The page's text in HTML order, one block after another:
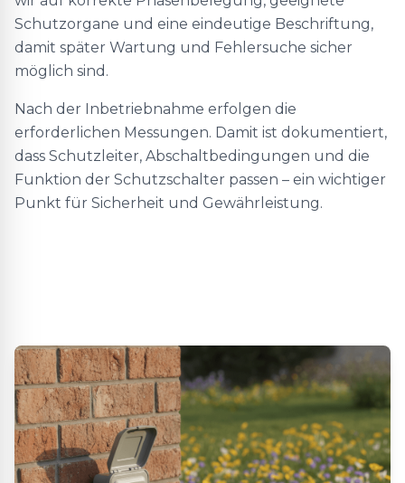
Schutzorgane und eine eindeutige Beschriftung,
damit später Wartung und Fehlersuche sicher
möglich sind.
Nach der Inbetriebnahme erfolgen die
erforderlichen Messungen. Damit ist dokumentiert,
dass Schutzleiter, Abschaltbedingungen und die
Funktion der Schutzschalter passen – ein wichtiger
Punkt für Sicherheit und Gewährleistung.